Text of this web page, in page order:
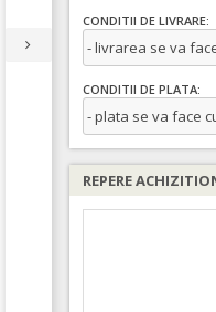
CONDITII DE LIVRARE:
- livrarea se va
CONDITII DE PLATA:
- plata se va face
REPERE